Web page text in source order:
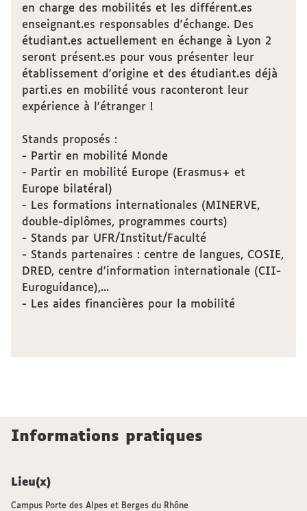
en charge des mobilités et les différent.es
enseignant.es responsables d'échange. Des
étudiant.es actuellement en échange à Lyon 2
seront présent.es pour vous présenter leur
établissement d'origine et des étudiant.es déjà
parti.es en mobilité vous raconteront leur
expérience à l'étranger !
Stands proposés :
- Partir en mobilité Monde
- Partir en mobilité Europe (Erasmus+ et
Europe bilatéral)
- Les formations internationales (MINERVE,
double-diplômes, programmes courts)
- Stands par UFR/Institut/Faculté
- Stands partenaires : centre de langues, COSIE,
DRED, centre d'information internationale (CII-
Euroguidance),...
- Les aides financières pour la mobilité
Informations pratiques
Lieu(x)
Campus Porte des Alpes et Berges du Rhône